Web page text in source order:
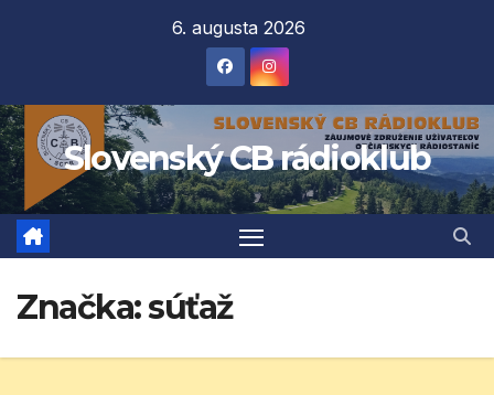
6. augusta 2026
Slovenský CB rádioklub
Značka:súťaž